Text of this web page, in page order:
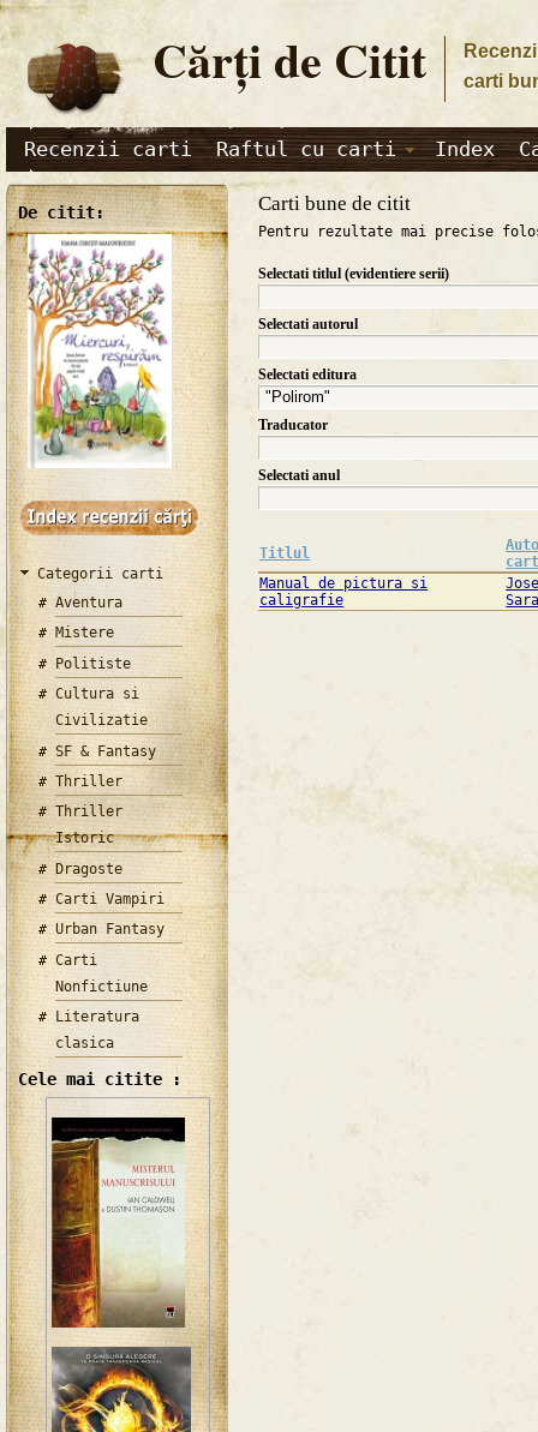
Cărţi de Citit
carti
Recenzii carti Raftul cu carti Index
De citit:
Categorii carti
Aventura
Mistere
Politiste
Cultura si
Civilizatie
SF & Fantasy
Thriller
Thriller
Istoric
Dragoste
Carti Vampiri
Urban Fantasy
Carti
Nonfictiune
Literatura
clasica
Cele mai citite :
Carti bune de citit
Pentru rezultate mai precise
Selectati titlul (evidentiere serii)
Selectati autorul
Selectati editura
Traducator
Selectati anul
Titlul
Manual de pictura si
caligrafie